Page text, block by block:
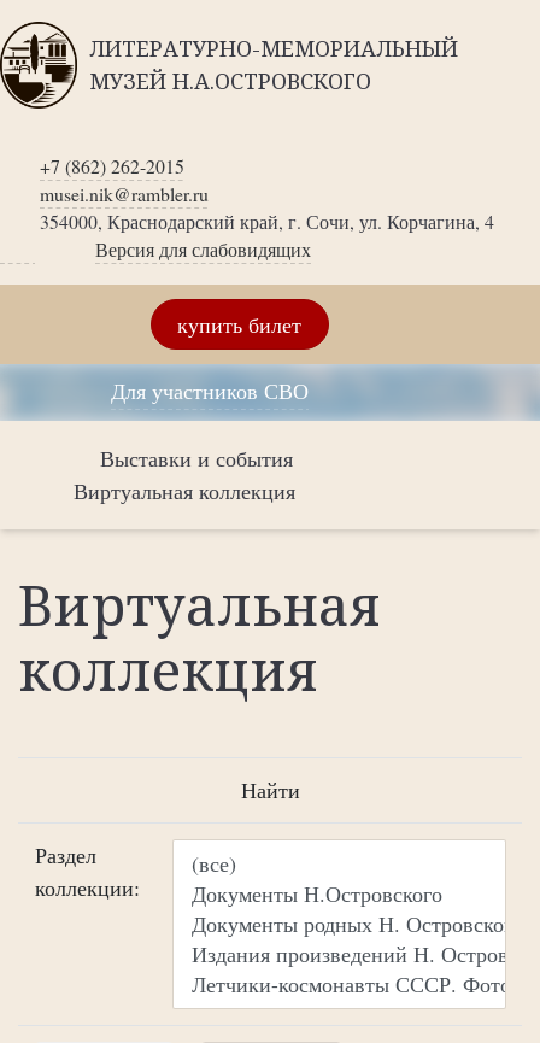
ЛИТЕРАТУРНО-МЕМОРИАЛЬНЫЙ
МУЗЕЙ Н.А.ОСТРОВСКОГО
+7 (862) 262-2015
musei.nik@rambler.ru
354000, Краснодарский край, г. Сочи, ул. Корчагина, 4
Версия для слабовидящих
купить билет
Для участников СВО
Выставки и события
Виртуальная коллекция
Виртуальная
коллекция
Найти
Раздел
коллекции: